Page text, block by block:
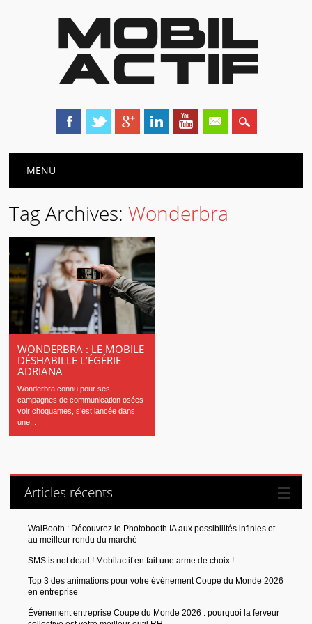
Main menu
MENU
Tag Archives:Wonderbra
WONDERBRA : LE MOBILE
DÉSHABILLE L’ÉGÉRIE
ADRIANA
Wonderbra connu pour ses
campagnes de communication osées
voir choquantes, s’est lancée dans
une...
Articles récents
WaiBooth : Découvrez le Photobooth IA aux possibilités infinies et
au meilleur rendu du marché
SMS is not dead ! Mobilactif en fait une arme de choix !
Top 3 des animations pour votre événement Coupe du Monde 2026
en entreprise
Événement entreprise Coupe du Monde 2026 : pourquoi la ferveur